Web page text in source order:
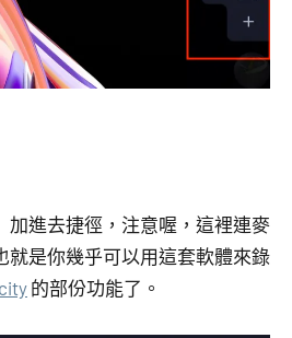
加進去捷徑，注意喔，這裡連麥
就是你幾乎可以用這套軟體來錄
的部份功能了。